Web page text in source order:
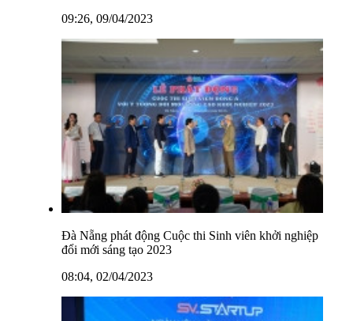
09:26, 09/04/2023
Đà Nẵng phát động Cuộc thi Sinh viên khởi nghiệp
đổi mới sáng tạo 2023
08:04, 02/04/2023